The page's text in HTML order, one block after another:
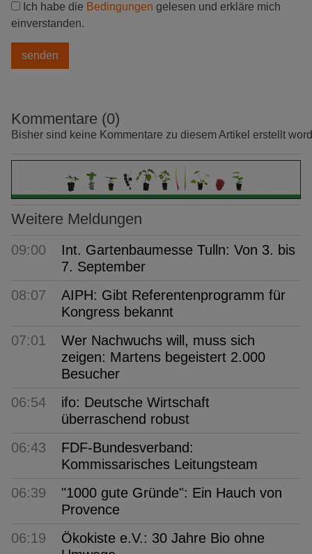
Ich habe die Bedingungen gelesen und erkläre mich
einverstanden.
Kommentare (0)
Bisher sind keine Kommentare zu diesem Artikel erstellt
Weitere Meldungen
09:00
Int. Gartenbaumesse Tulln: Von 3. bis
7. September
08:07
AIPH: Gibt Referentenprogramm für
Kongress bekannt
07:01
Wer Nachwuchs will, muss sich
zeigen: Martens begeistert 2.000
Besucher
06:54
ifo: Deutsche Wirtschaft
überraschend robust
06:43
FDF-Bundesverband:
Kommissarisches Leitungsteam
06:39
"1000 gute Gründe": Ein Hauch von
Provence
06:19
Ökokiste e.V.: 30 Jahre Bio ohne